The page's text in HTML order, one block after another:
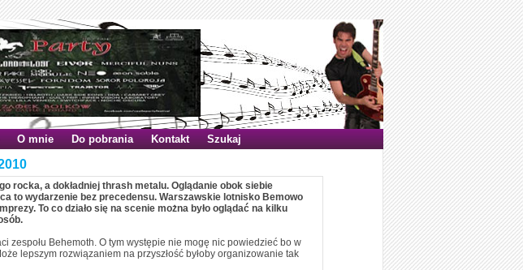
O mnie Do pobrania Kontakt Szukaj
rocka, a dokładniej thrash metalu. Oglądanie obok siebie
to wydarzenie bez precedensu. Warszawskie lotnisko Bemowo
To co działo się na scenie można było oglądać na kilku
zespołu Behemoth. O tym występie nie mogę nic powiedzieć bo w
lepszym rozwiązaniem na przyszłość byłoby organizowanie tak